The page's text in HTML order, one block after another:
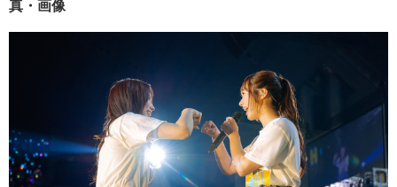
真・画像